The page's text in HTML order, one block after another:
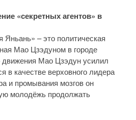
«секретных агентов» в
Яньань» – это политическая
Мао Цзэдуном в городе
движения Мао Цзэдун усилил
в качестве верховного лидера
и промывания мозгов он
молодёжь продолжать